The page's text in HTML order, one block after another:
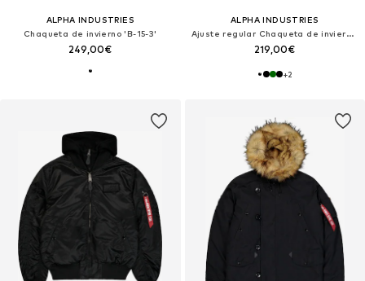
ALPHA INDUSTRIES
Chaqueta de invierno 'B-15-3'
249,00€
ALPHA INDUSTRIES
Ajuste regular Chaqueta de invierno 'B15-3 TT'
219,00€
+2